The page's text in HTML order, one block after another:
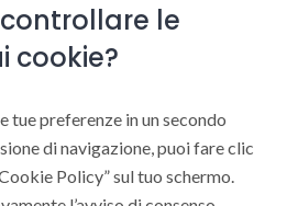
le
cookie?
tue preferenze in un secondo
di navigazione, puoi fare clic
Policy” sul tuo schermo.